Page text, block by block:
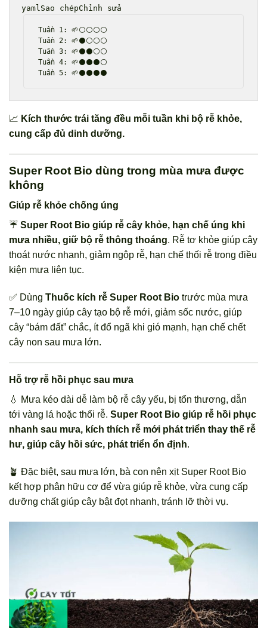
yamlSao chépChỉnh sửa
Tuần 1: 🌱⚪⚪⚪⚪
Tuần 2: 🌱⚫⚪⚪⚪
Tuần 3: 🌱⚫⚫⚪⚪
Tuần 4: 🌱⚫⚫⚫⚪
📈 Kích thước trái tăng đều mỗi tuần khi bộ rễ khỏe,
cung cấp đủ dinh dưỡng.
Super Root Bio dùng trong mùa mưa được
không
Giúp rễ khỏe chống úng
☔ Super Root Bio giúp rễ cây khỏe, hạn chế úng khi
mưa nhiều, giữ bộ rễ thông thoáng. Rễ tơ khỏe giúp cây
thoát nước nhanh, giảm ngộp rễ, hạn chế thối rễ trong điều
kiện mưa liên tục.
✅ Dùng Thuốc kích rễ Super Root Bio trước mùa mưa
7–10 ngày giúp cây tạo bộ rễ mới, giảm sốc nước, giúp
cây “bám đất” chắc, ít đổ ngã khi gió mạnh, hạn chế chết
cây non sau mưa lớn.
Hỗ trợ rễ hồi phục sau mưa
💧 Mưa kéo dài dễ làm bộ rễ cây yếu, bị tổn thương, dẫn
tới vàng lá hoặc thối rễ. Super Root Bio giúp rễ hồi phục
nhanh sau mưa, kích thích rễ mới phát triển thay thế rễ
hư, giúp cây hồi sức, phát triển ổn định.
🪴 Đặc biệt, sau mưa lớn, bà con nên xịt Super Root Bio
kết hợp phân hữu cơ để vừa giúp rễ khỏe, vừa cung cấp
dưỡng chất giúp cây bật đọt nhanh, tránh lỡ thời vụ.